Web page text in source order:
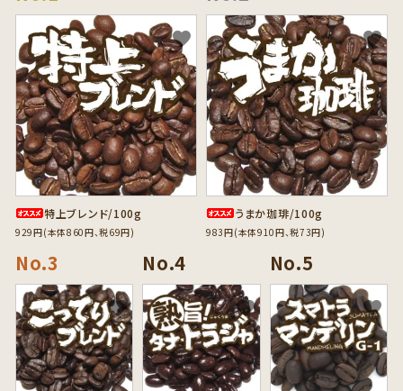
特上ブレンド/100g
929円(本体860円、税69円)
favorite
うまか珈琲/100g
983円(本体910円、税73円)
favorite
favorite favorite favorite